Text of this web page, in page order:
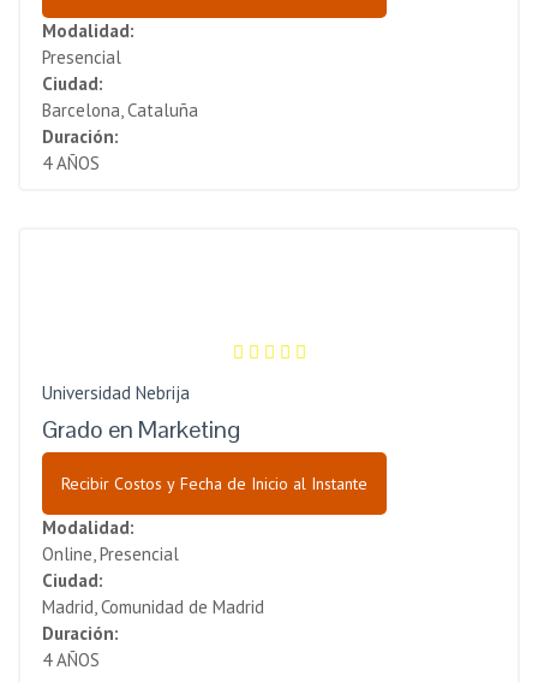
Modalidad:
Presencial
Ciudad:
Barcelona, Cataluña
Duración:
4 AÑOS
Universidad Nebrija
Grado en Marketing
Recibir Costos y Fecha de Inicio al Instante
Modalidad:
Online, Presencial
Ciudad:
Madrid, Comunidad de Madrid
Duración:
4 AÑOS